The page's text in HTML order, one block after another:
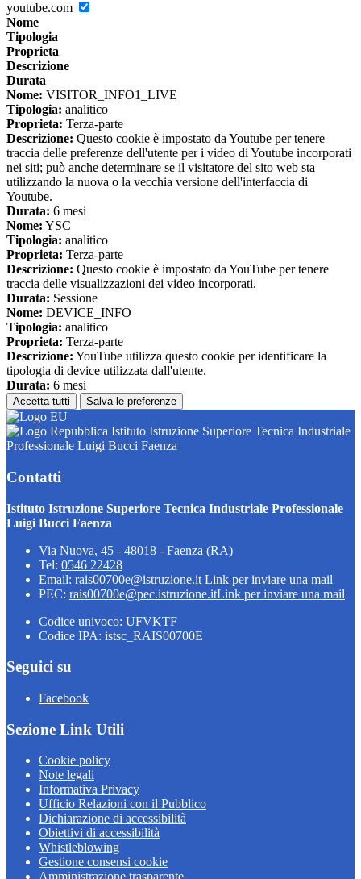
youtube.com
Nome
Tipologia
Proprieta
Descrizione
Durata
Nome: VISITOR_INFO1_LIVE
Tipologia: analitico
Proprieta: Terza-parte
Descrizione: Questo cookie è impostato da Youtube per tenere
traccia delle preferenze dell'utente per i video di Youtube incorporati
nei siti; può anche determinare se il visitatore del sito web sta
utilizzando la nuova o la vecchia versione dell'interfaccia di
Youtube.
Durata: 6 mesi
Nome: YSC
Tipologia: analitico
Proprieta: Terza-parte
Descrizione: Questo cookie è impostato da YouTube per tenere
traccia delle visualizzazioni dei video incorporati.
Durata: Sessione
Nome: DEVICE_INFO
Tipologia: analitico
Proprieta: Terza-parte
Descrizione: YouTube utilizza questo cookie per identificare la
tipologia di device utilizzata dall'utente.
Durata: 6 mesi
Accetta tutti Salva le preferenze
Istituto Istruzione Superiore Tecnica Industriale
Professionale Luigi Bucci Faenza
Contatti
Istituto Istruzione Superiore Tecnica Industriale Professionale
Luigi Bucci Faenza
Via Nuova, 45 - 48018 - Faenza (RA)
Tel: 0546 22428
Email: rais00700e@istruzione.it Link per inviare una mail
PEC: rais00700e@pec.istruzione.itLink per inviare una mail
Codice univoco: UFVKTF
Codice IPA: istsc_RAIS00700E
Seguici su
Facebook
Sezione Link Utili
Cookie policy
Note legali
Informativa Privacy
Ufficio Relazioni con il Pubblico
Dichiarazione di accessibilità
Obiettivi di accessibilità
Whistleblowing
Gestione consensi cookie